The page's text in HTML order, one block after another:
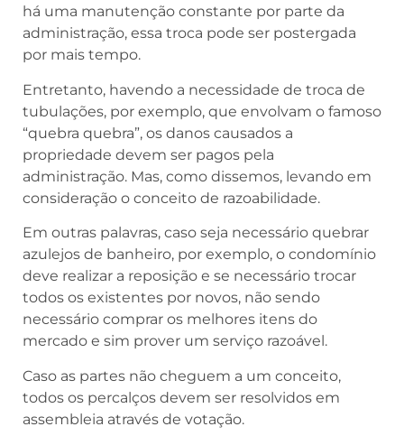
há uma manutenção constante por parte da
administração, essa troca pode ser postergada
por mais tempo.
Entretanto, havendo a necessidade de troca de
tubulações, por exemplo, que envolvam o famoso
“quebra quebra”, os danos causados a
propriedade devem ser pagos pela
administração. Mas, como dissemos, levando em
consideração o conceito de razoabilidade.
Em outras palavras, caso seja necessário quebrar
azulejos de banheiro, por exemplo, o condomínio
deve realizar a reposição e se necessário trocar
todos os existentes por novos, não sendo
necessário comprar os melhores itens do
mercado e sim prover um serviço razoável.
Caso as partes não cheguem a um conceito,
todos os percalços devem ser resolvidos em
assembleia através de votação.